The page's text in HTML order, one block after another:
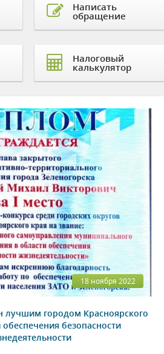
Написать
обращение
Налоговый
калькулятор
18 ноября 2022
лучшим городом Красноярского
обеспечения безопасности